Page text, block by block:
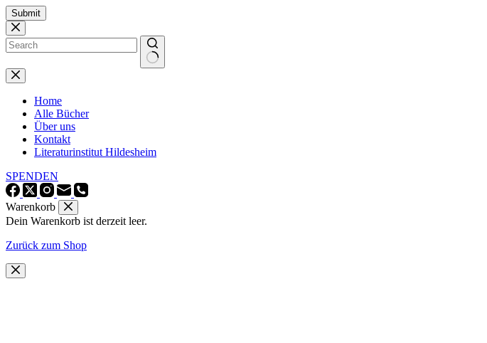
Submit Zum
Inhalt
springen
Keine
Ergebnisse
Home
Alle Bücher
Über uns
Kontakt
Literaturinstitut Hildesheim
SPENDEN
Warenkorb
Dein Warenkorb ist derzeit leer.
Zurück zum Shop